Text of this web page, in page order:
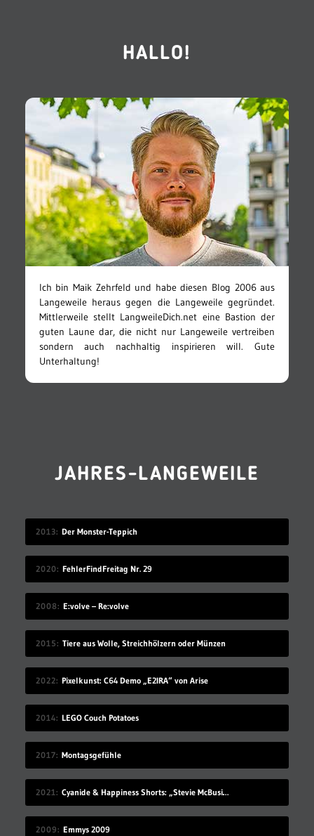
HALLO!
Ich bin Maik Zehrfeld und habe diesen Blog 2006 aus
Langeweile heraus gegen die Langeweile gegründet.
Mittlerweile stellt LangweileDich.net eine Bastion der
guten Laune dar, die nicht nur Langeweile vertreiben
sondern auch nachhaltig inspirieren will. Gute
Unterhaltung!
JAHRES-LANGEWEILE
2013 Der Monster-Teppich
2020 FehlerFindFreitag Nr. 29
2008 E:volve – Re:volve
2015 Tiere aus Wolle, Streichhölzern oder Münzen
2022 Pixelkunst: C64 Demo „E2IRA“ von Arise
2014 LEGO Couch Potatoes
2017 Montagsgefühle
2021 Cyanide & Happiness Shorts: „Stevie McBusinessman“
2009 Emmys 2009